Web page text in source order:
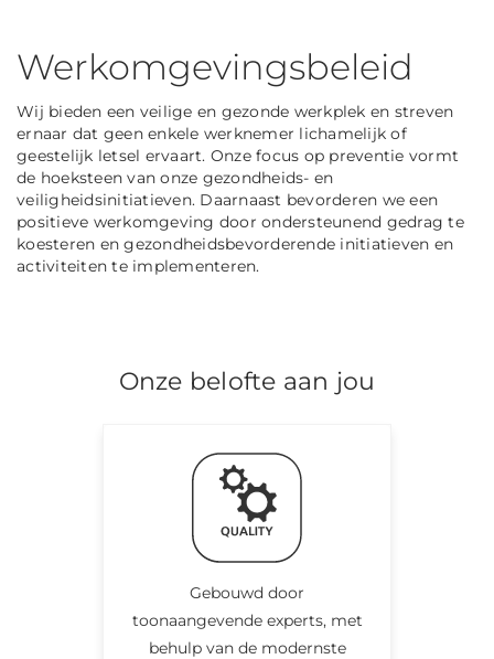
Werkomgevingsbeleid
Wij bieden een veilige en gezonde werkplek en streven
ernaar dat geen enkele werknemer lichamelijk of
geestelijk letsel ervaart. Onze focus op preventie vormt
de hoeksteen van onze gezondheids- en
veiligheidsinitiatieven. Daarnaast bevorderen we een
positieve werkomgeving door ondersteunend gedrag te
koesteren en gezondheidsbevorderende initiatieven en
activiteiten te implementeren.
Onze belofte aan jou
Gebouwd door
toonaangevende experts, met
behulp van de modernste